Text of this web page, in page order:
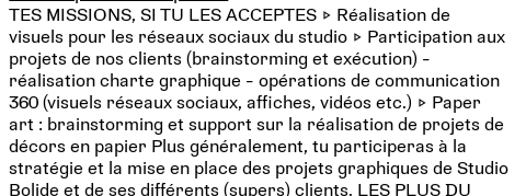
TES MISSIONS, SI TU LES ACCEPTES ▷ Réalisation de
visuels pour les réseaux sociaux du studio ▷ Participation aux
projets de nos clients (brainstorming et exécution) -
réalisation charte graphique - opérations de communication
360 (visuels réseaux sociaux, affiches, vidéos etc.) ▷ Paper
art : brainstorming et support sur la réalisation de projets de
décors en papier Plus généralement, tu participeras à la
stratégie et la mise en place des projets graphiques de Studio
Bolide et de ses différents (supers) clients. LES PLUS DU